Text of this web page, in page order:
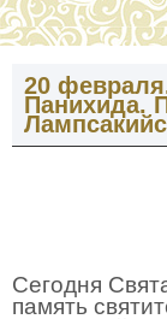
20
Панихида.
Сегодня
память